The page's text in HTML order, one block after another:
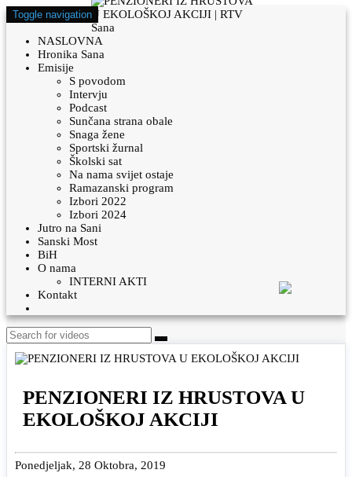
Toggle navigation
NASLOVNA
Hronika Sana
Emisije
S povodom
Intervju
Podcast
Sunčana strana obale
Snaga žene
Sportski žurnal
Školski sat
Na nama svijet ostaje
Ramazanski program
Izbori 2022
Izbori 2024
Jutro na Sani
Sanski Most
BiH
O nama
INTERNI AKTI
Kontakt
PENZIONERI IZ HRUSTOVA U
EKOLOŠKOJ AKCIJI
Ponedjeljak, 28 Oktobra, 2019